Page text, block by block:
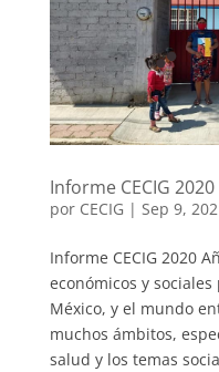
Informe CECIG 2020
por CECIG | Sep 9,
Informe CECIG 2020
económicos y
México, y el mundo
muchos ámbitos,
salud y los temas